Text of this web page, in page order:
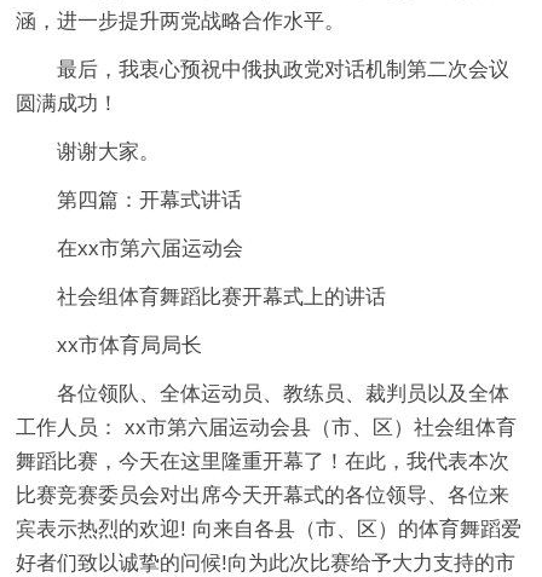
涵，进一步提升两党战略合作水平。
最后，我衷心预祝中俄执政党对话机制第二次会议
圆满成功！
谢谢大家。
第四篇：开幕式讲话
在xx市第六届运动会
社会组体育舞蹈比赛开幕式上的讲话
xx市体育局局长
各位领队、全体运动员、教练员、裁判员以及全体
工作人员： xx市第六届运动会县（市、区）社会组体育
舞蹈比赛，今天在这里隆重开幕了！在此，我代表本次
比赛竞赛委员会对出席今天开幕式的各位领导、各位来
宾表示热烈的欢迎! 向来自各县（市、区）的体育舞蹈爱
好者们致以诚挚的问候!向为此次比赛给予大力支持的市